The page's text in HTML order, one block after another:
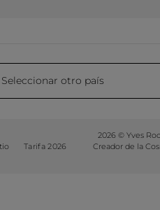
Seleccionar otro país
Tarifa 2026
2026 © Yves
Creador de la